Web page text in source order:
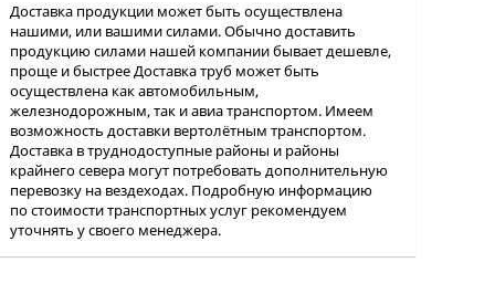
Доставка продукции может быть осуществлена
нашими, или вашими силами. Обычно доставить
продукцию силами нашей компании бывает дешевле,
проще и быстрее Доставка труб может быть
осуществлена как автомобильным,
железнодорожным, так и авиа транспортом. Имеем
возможность доставки вертолётным транспортом.
Доставка в труднодоступные районы и районы
крайнего севера могут потребовать дополнительную
перевозку на вездеходах. Подробную информацию
по стоимости транспортных услуг рекомендуем
уточнять у своего менеджера.